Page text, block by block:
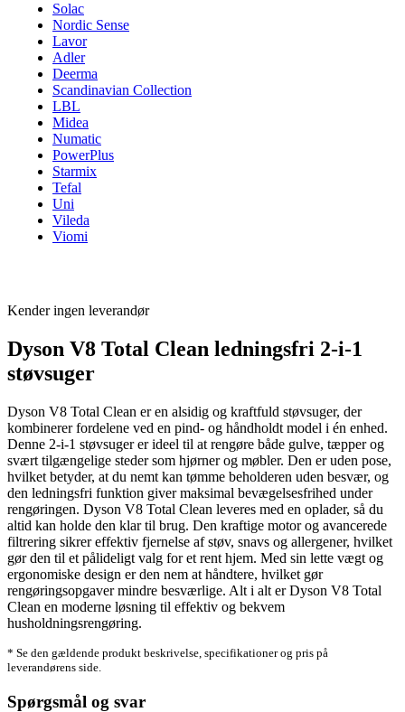
Solac
Nordic Sense
Lavor
Adler
Deerma
Scandinavian Collection
LBL
Midea
Numatic
PowerPlus
Starmix
Tefal
Uni
Vileda
Viomi
Kender ingen leverandør
Dyson V8 Total Clean ledningsfri 2-i-1
støvsuger
Dyson V8 Total Clean er en alsidig og kraftfuld støvsuger, der
kombinerer fordelene ved en pind- og håndholdt model i én enhed.
Denne 2-i-1 støvsuger er ideel til at rengøre både gulve, tæpper og
svært tilgængelige steder som hjørner og møbler. Den er uden pose,
hvilket betyder, at du nemt kan tømme beholderen uden besvær, og
den ledningsfri funktion giver maksimal bevægelsesfrihed under
rengøringen. Dyson V8 Total Clean leveres med en oplader, så du
altid kan holde den klar til brug. Den kraftige motor og avancerede
filtrering sikrer effektiv fjernelse af støv, snavs og allergener, hvilket
gør den til et pålideligt valg for et rent hjem. Med sin lette vægt og
ergonomiske design er den nem at håndtere, hvilket gør
rengøringsopgaver mindre besværlige. Alt i alt er Dyson V8 Total
Clean en moderne løsning til effektiv og bekvem
husholdningsrengøring.
* Se den gældende produkt beskrivelse, specifikationer og pris på
leverandørens side.
Spørgsmål og svar